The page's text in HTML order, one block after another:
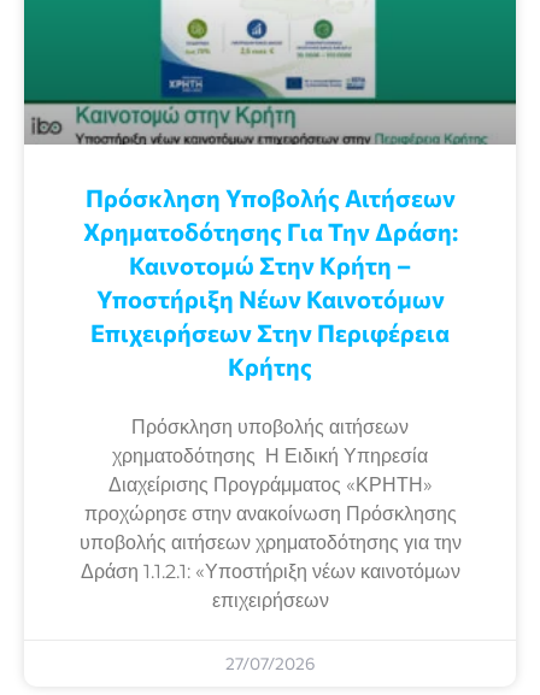
Πρόσκληση Υποβολής Αιτήσεων
Χρηματοδότησης Για Την Δράση:
Καινοτομώ Στην Κρήτη –
Υποστήριξη Νέων Καινοτόμων
Επιχειρήσεων Στην Περιφέρεια
Κρήτης
Πρόσκληση υποβολής αιτήσεων
χρηματοδότησης Η Ειδική Υπηρεσία
Διαχείρισης Προγράμματος «ΚΡΗΤΗ»
προχώρησε στην ανακοίνωση Πρόσκλησης
υποβολής αιτήσεων χρηματοδότησης για την
Δράση 1.1.2.1: «Υποστήριξη νέων καινοτόμων
επιχειρήσεων
27/07/2026